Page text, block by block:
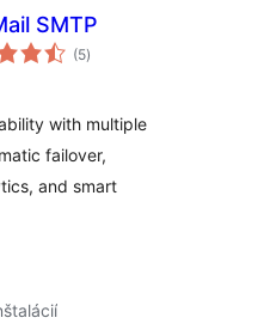
SMTP
(5celkové
hodnotenie
)
with multiple
failover,
and smart